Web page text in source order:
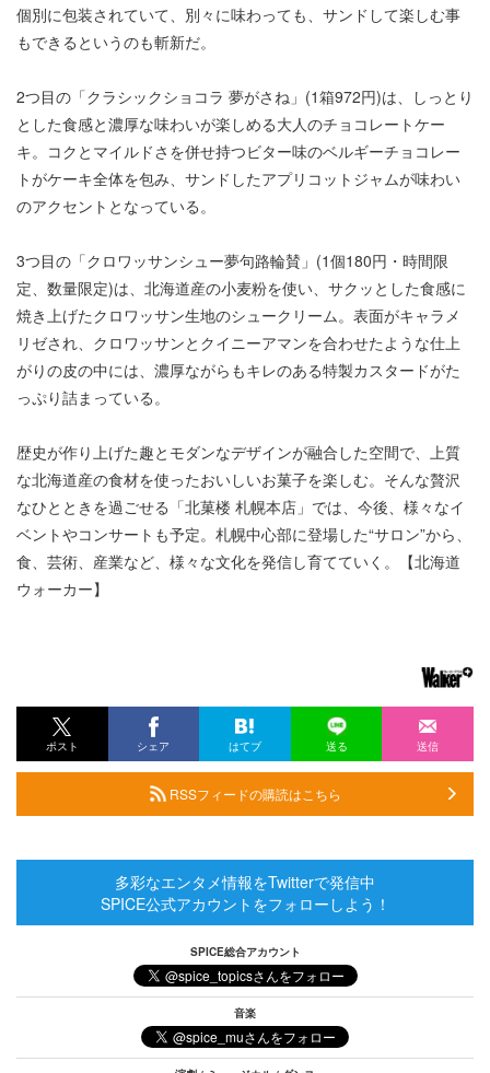
個別に包装されていて、別々に味わっても、サンドして楽しむ事
もできるというのも斬新だ。
2つ目の「クラシックショコラ 夢がさね」(1箱972円)は、しっとり
とした食感と濃厚な味わいが楽しめる大人のチョコレートケー
キ。コクとマイルドさを併せ持つビター味のベルギーチョコレー
トがケーキ全体を包み、サンドしたアプリコットジャムが味わい
のアクセントとなっている。
3つ目の「クロワッサンシュー夢句路輪賛」(1個180円・時間限
定、数量限定)は、北海道産の小麦粉を使い、サクッとした食感に
焼き上げたクロワッサン生地のシュークリーム。表面がキャラメ
リゼされ、クロワッサンとクイニーアマンを合わせたような仕上
がりの皮の中には、濃厚ながらもキレのある特製カスタードがた
っぷり詰まっている。
歴史が作り上げた趣とモダンなデザインが融合した空間で、上質
な北海道産の食材を使ったおいしいお菓子を楽しむ。そんな贅沢
なひとときを過ごせる「北菓楼 札幌本店」では、今後、様々なイ
ベントやコンサートも予定。札幌中心部に登場した“サロン”から、
食、芸術、産業など、様々な文化を発信し育てていく。【北海道
ウォーカー】
ポスト シェア はてブ 送る 送信
RSSフィードの購読はこちら
多彩なエンタメ情報をTwitterで発信中
SPICE公式アカウントをフォローしよう！
SPICE総合アカウント
音楽